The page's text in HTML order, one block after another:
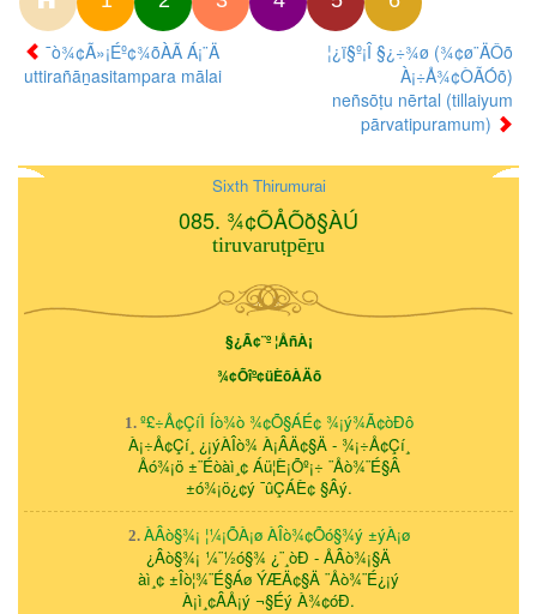
¯ò¾¢Ã»¡Éº¢¾õÀÃ Á¡¨Ä
uttirañāṉasitampara mālai
¦¿ï§º¡Î §¿÷¾ø (¾¢ø¨ÄÔõ
À¡÷Å¾¢ÒÃÓõ)
neñsōṭu nērtal (tillaiyum
pārvatipuramum)
Sixth Thirumurai
085. ¾¢ÕÅÕð§ÀÚ
tiruvaruṭpēṟu
§¿Ã¢¨º ¦ÅñÀ¡
¾¢Õîº¢üÈõÀÄõ
1. º£÷Å¢ÇíÌ Íò¾ò ¾¢Õ§ÁÉ¢ ¾¡ý¾Ã¢òÐô
À¡÷Å¢Çí¸ ¿¡ýÀÎò¾ À¡ÂÄ¢§Ä - ¾¡÷Å¢Çí¸
Åó¾¡ö ±¨Éòàì¸¢ Áü¦È¡Õº¡÷ ¨Åò¾¨É§Â
±ó¾¡ö¿¢ý ¯ûÇÁÈ¢ §Âý.
2. ÀÂò§¾¡ ¦¼¡ÕÀ¡ø ÀÎò¾¢Õó§¾ý ±ýÀ¡ø
¿Âò§¾¡ ¼¨½ó§¾ ¿¨¸òÐ - ÅÂò¾¡§Ä
àì¸¢ ±Îò¦¾¨É§Áø ÝÆÄ¢§Ä ¨Åò¾¨É¿¡ý
À¡ì¸¢ÂÅ¡ý ¬§Éý À¾¢óÐ.